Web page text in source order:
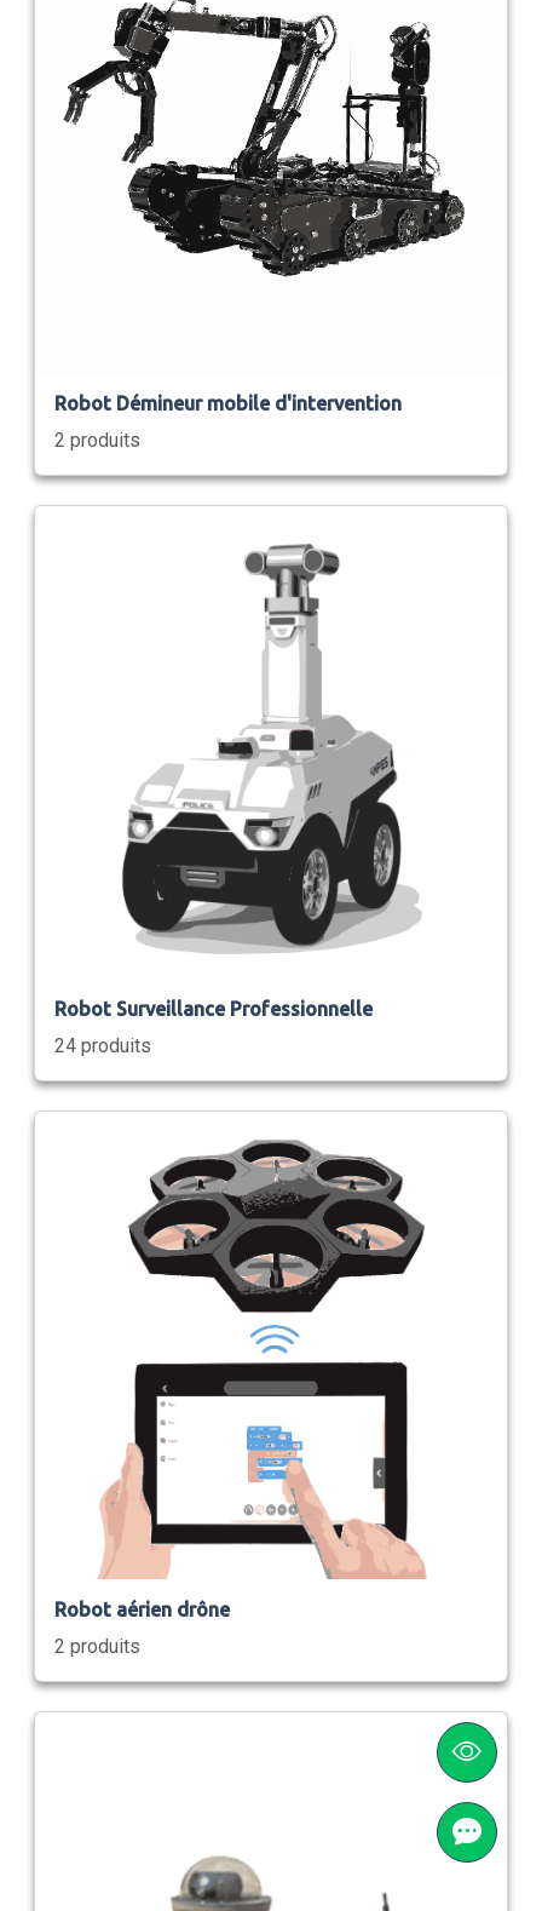
Robot Démineur mobile d'intervention
2 produits
Robot Surveillance Professionnelle
24 produits
Robot aérien drône
2 produits